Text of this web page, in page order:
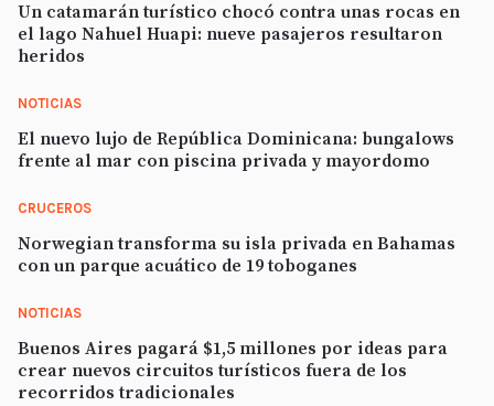
Un catamarán turístico chocó contra unas rocas en
el lago Nahuel Huapi: nueve pasajeros resultaron
heridos
NOTICIAS
El nuevo lujo de República Dominicana: bungalows
frente al mar con piscina privada y mayordomo
CRUCEROS
Norwegian transforma su isla privada en Bahamas
con un parque acuático de 19 toboganes
NOTICIAS
Buenos Aires pagará $1,5 millones por ideas para
crear nuevos circuitos turísticos fuera de los
recorridos tradicionales